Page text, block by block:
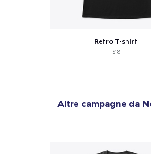
Retro T-shirt
$18
Altre campagne da